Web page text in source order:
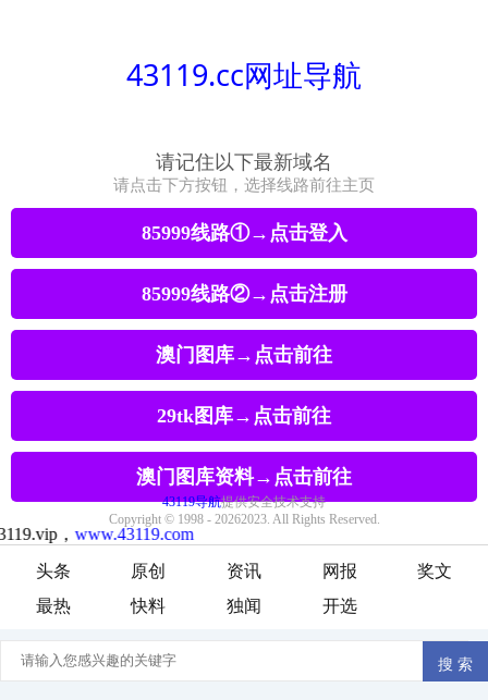
头条 原创 资讯 网报
奖文
最热
快料 独闻 开选